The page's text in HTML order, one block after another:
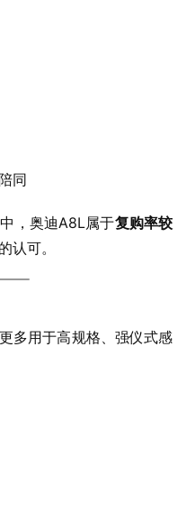
同
，奥迪A8L属于复购率较
认可。
多用于高规格、强仪式感